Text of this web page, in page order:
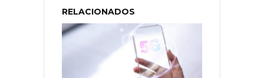
RELACIONADOS